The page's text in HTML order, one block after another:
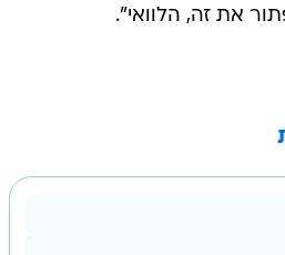
את זה, הלוואי".